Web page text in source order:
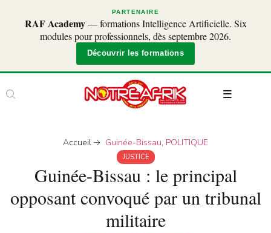
PARTENAIRE
RAF Academy— formations Intelligence Artificielle. Six
modules pour professionnels, dès septembre 2026.
Découvrir les formations
Accueil Guinée-Bissau, POLITIQUE
JUSTICE
Guinée-Bissau : le principal
opposant convoqué par un tribunal
militaire